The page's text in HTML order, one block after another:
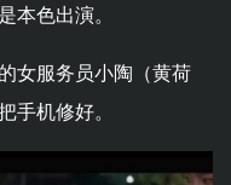
本色出演。
女服务员小陶（黄荷
手机修好。